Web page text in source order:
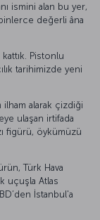
ismini alan bu yer,
değerli âna
Pistonlu
tarihimizde yeni
ilham alarak çizdiği
ulaşan irtifada
figürü, öykümüzü
Türk Hava
uçuşla Atlas
İstanbul'a